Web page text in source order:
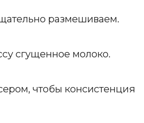
размешиваем.
сгущенное молоко.
чтобы консистенция